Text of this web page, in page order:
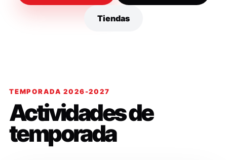
Tiendas
TEMPORADA 2026-2027
Actividades de
temporada